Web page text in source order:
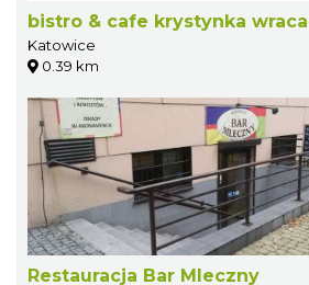
bistro & cafe krystynka
Katowice
0.39 km
Restauracja Bar Mleczny